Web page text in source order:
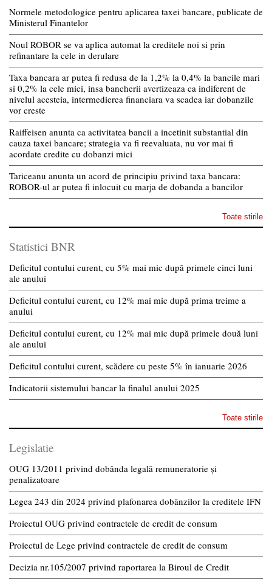
Normele metodologice pentru aplicarea taxei bancare, publicate de
Ministerul Finantelor
Noul ROBOR se va aplica automat la creditele noi si prin
refinantare la cele in derulare
Taxa bancara ar putea fi redusa de la 1,2% la 0,4% la bancile mari
si 0,2% la cele mici, insa bancherii avertizeaza ca indiferent de
nivelul acesteia, intermedierea financiara va scadea iar dobanzile
vor creste
Raiffeisen anunta ca activitatea bancii a incetinit substantial din
cauza taxei bancare; strategia va fi reevaluata, nu vor mai fi
acordate credite cu dobanzi mici
Tariceanu anunta un acord de principiu privind taxa bancara:
ROBOR-ul ar putea fi inlocuit cu marja de dobanda a bancilor
Toate stirile
Statistici BNR
Deficitul contului curent, cu 5% mai mic după primele cinci luni
ale anului
Deficitul contului curent, cu 12% mai mic după prima treime a
anului
Deficitul contului curent, cu 12% mai mic după primele două luni
ale anului
Deficitul contului curent, scădere cu peste 5% în ianuarie 2026
Indicatorii sistemului bancar la finalul anului 2025
Toate stirile
Legislatie
OUG 13/2011 privind dobânda legală remuneratorie și
penalizatoare
Legea 243 din 2024 privind plafonarea dobânzilor la creditele IFN
Proiectul OUG privind contractele de credit de consum
Proiectul de Lege privind contractele de credit de consum
Decizia nr.105/2007 privind raportarea la Biroul de Credit